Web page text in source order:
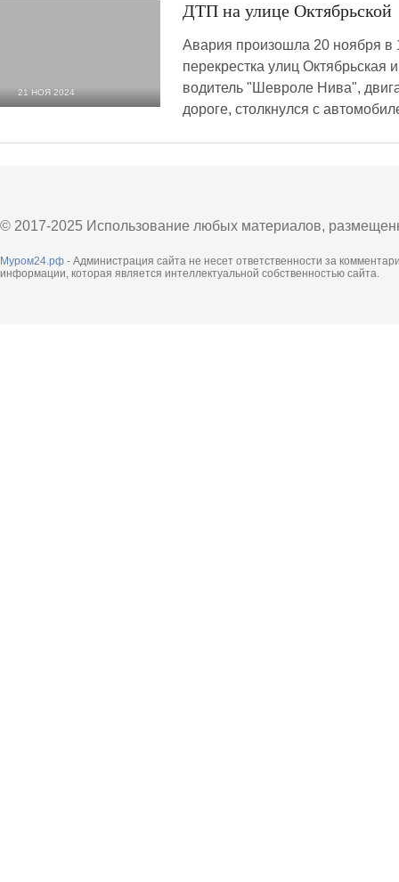
21 НОЯ 2024
ДТП на улице Октябрьской
Авария произошла 20 ноября в
перекрестка улиц Октябрьская
водитель "Шевроле Нива",
дороге, столкнулся с
© 2017-2025 Использование любых материалов,
Муром24.рф - Администрация сайта не несет ответственности за
информации, которая является интеллектуальной собственностью сайта.